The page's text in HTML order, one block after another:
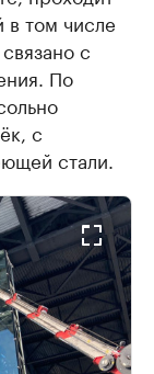
в том числе
с
По
с
стали.